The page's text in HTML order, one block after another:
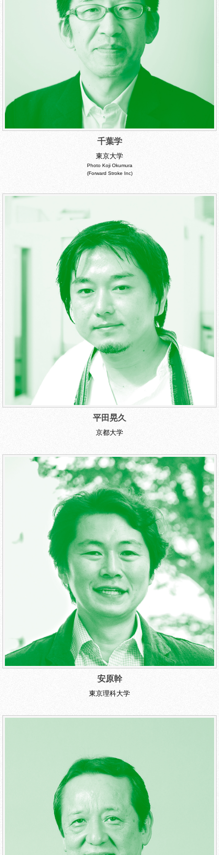
千葉学
東京大学
Photo Koji Okumura
(Forward Stroke Inc)
平田晃久
京都大学
安原幹
東京理科大学